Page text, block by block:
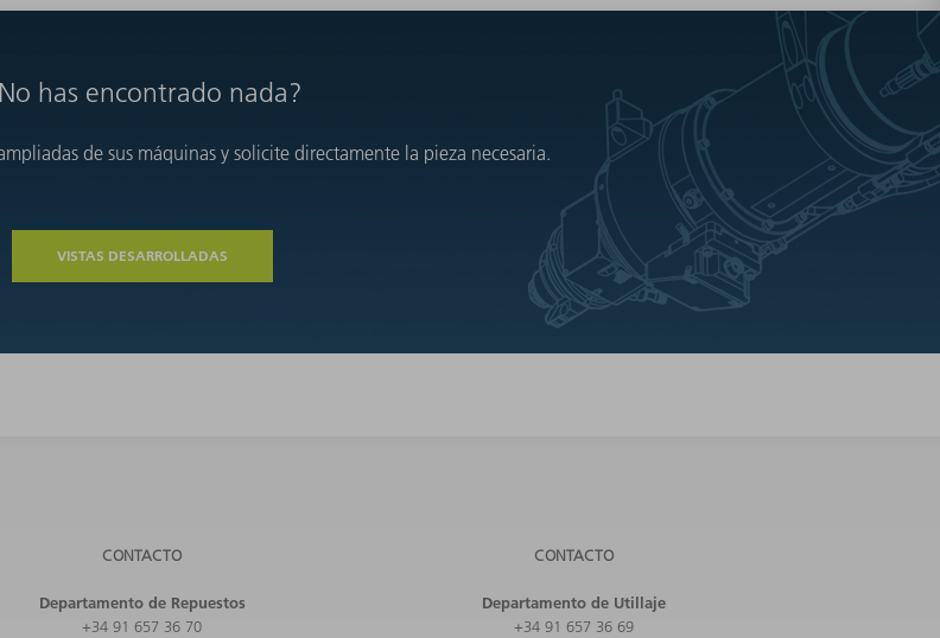
has encontrado nada?
de sus máquinas y solicite directamente la pieza necesaria.
VISTAS DESARROLLADAS
CONTACTO
Departamento de Repuestos
+34 91 657 36 70
CONTACTO
Departamento de Utillaje
+34 91 657 36 69